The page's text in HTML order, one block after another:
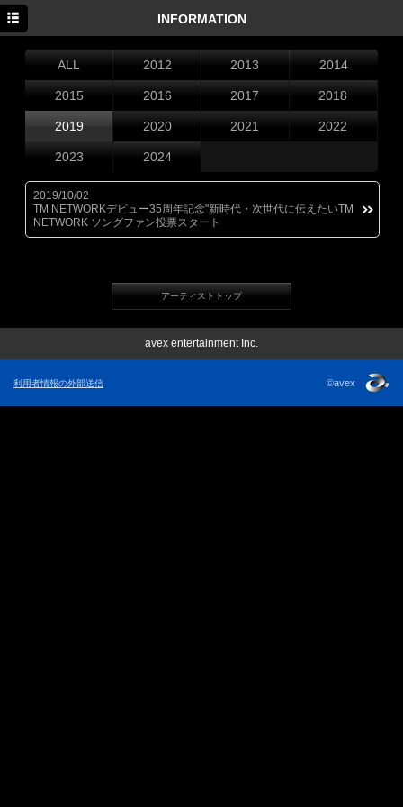
INFORMATION
ALL 2012 2013 2014
2015 2016 2017 2018
2019 2020 2021 2022
2023 2024
2019/10/02
TM NETWORKデビュー35周年記念"新時代・次世代に伝えたいTM
NETWORK ソングファン投票スタート
アーティストトップ
avex entertainment Inc.
利用者情報の外部送信 ©avex
INFORMATION
PROFILE
DISCOGRAPHY
MOVIE
GOODS